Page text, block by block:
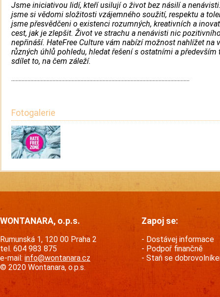
Jsme iniciativou lidí, kteří usilují o život bez násilí a
jsme si vědomi složitosti vzájemného soužití, respektu a
jsme přesvědčeni o existenci rozumných, kreativních a
cest, jak je zlepšit. Život ve strachu a nenávisti nic
nepřináší. HateFree Culture vám nabízí možnost nahlížet na
různých úhlů pohledu, hledat řešení s ostatními a především
sdílet to, na čem záleží.
.........................................................................................................................
Fotogalerie
WONTANARA, o.p.s.
Rumunská 1, 120 00 Praha 2
tel. 604 983 875
e-mail: info@wontanara.cz
© 2020 Wontanara, o.p.s.
Zapoj se:
Dostávej informace
Podpoř finančně
Staň se